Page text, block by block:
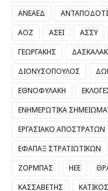
ΑΝΕΑΕΔ
ΑΟΖ
ΑΣΕΙ ΑΣΣΥ
ΓΕΩΡΓΑΚΗΣ
ΔΙΟΝΥΣΟΠΟΥΛΟΣ
ΕΘΝΟΦΥΛΑΚΗ
ΕΝΗΜΕΡΩΤΙΚΑ
ΕΡΓΑΣΙΑΚΟ ΑΠΟΣΤΡΑΤΩΝ
ΕΦΑΠΑΞ ΣΤΡΑΤΙΩΤΙΚΩΝ
ΖΟΡΜΠΑΣ
ΗΕΕ
ΚΑΣΣΑΒΕΤΗΣ
ΚΑΤΙΚΟΣ